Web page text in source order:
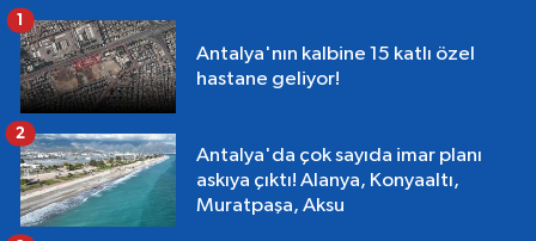
Antalya'nın kalbine 15 katlı özel
hastane geliyor!
1
Antalya'da çok sayıda imar planı
askıya çıktı! Alanya, Konyaaltı,
Muratpaşa, Aksu
2